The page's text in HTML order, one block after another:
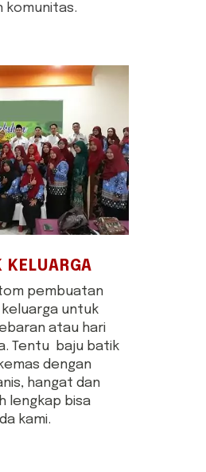
komunitas.
KELUARGA
pembuatan
untuk
atau hari
Tentu baju batik
dengan
hangat dan
lengkap bisa
kami.